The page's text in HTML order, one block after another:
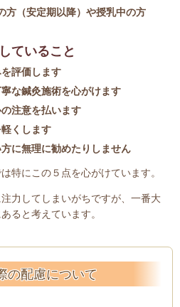
方（安定期以降）や授乳中の方
ていること
評価します
な鍼灸施術を心がけます
注意を払います
くします
に無理に勧めたりしません
特にこの５点を心がけています。
力してしまいがちですが、一番大
ると考えています。
の配慮について